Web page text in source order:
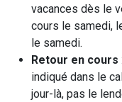
vacances dès le
cours le samedi,
le samedi.
Retour en cours
indiqué dans le
jour-là, pas le